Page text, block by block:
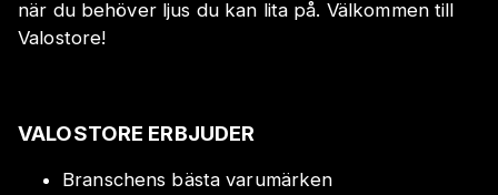
när du behöver ljus du kan lita på. Välkommen till
Valostore!
VALOSTORE ERBJUDER
Branschens bästa varumärken